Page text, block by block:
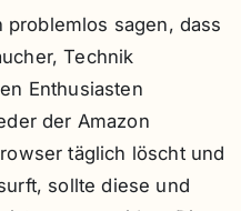
sagen, dass
Technik
Enthusiasten
der Amazon
täglich löscht und
sollte diese und